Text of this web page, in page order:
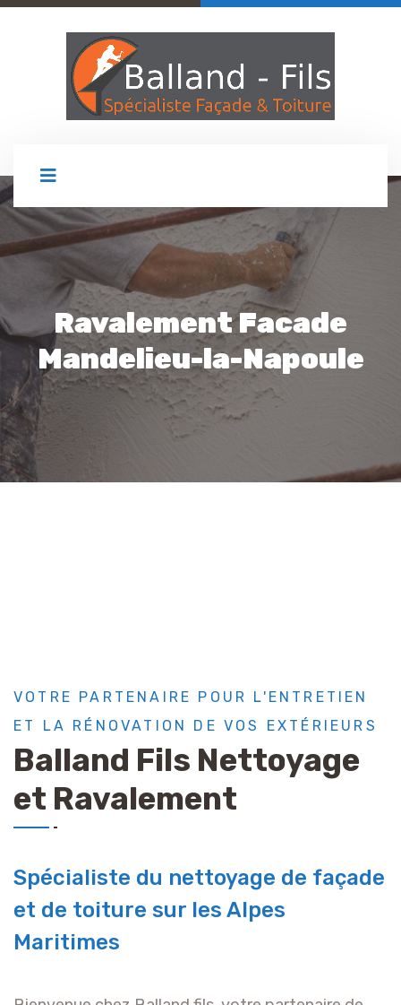
Ravalement Facade
Mandelieu-la-Napoule
VOTRE PARTENAIRE POUR L'ENTRETIEN
ET LA RÉNOVATION DE VOS EXTÉRIEURS
Balland Fils Nettoyage
et Ravalement
Spécialiste du nettoyage de façade
et de toiture sur les Alpes
Maritimes